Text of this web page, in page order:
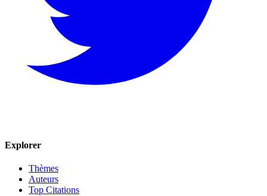
Explorer
Thèmes
Auteurs
Top Citations